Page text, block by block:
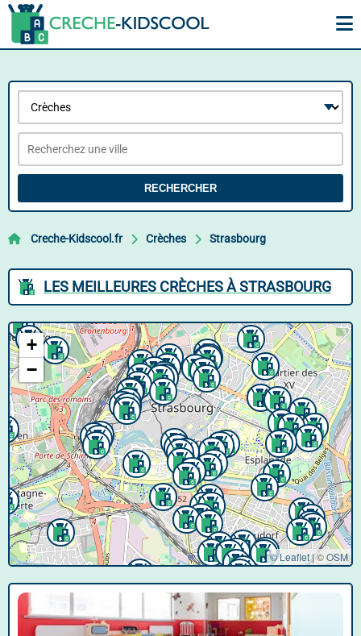
RECHERCHER
Creche-Kidscool.fr Crèches Strasbourg
LES MEILLEURES CRÈCHES À STRASBOURG
+
−
© Leaflet|©OSM